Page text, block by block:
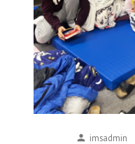
Posted
imsadmin